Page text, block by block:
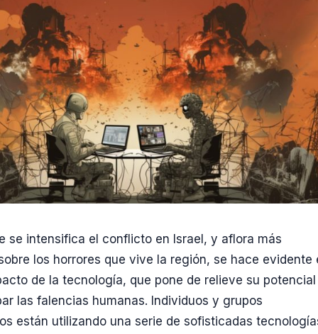
se intensifica el conflicto en Israel, y aflora más
los horrores que vive la región, se hace evidente
de la tecnología, que pone de relieve su potencial
las falencias humanas. Individuos y grupos
están utilizando una serie de sofisticadas